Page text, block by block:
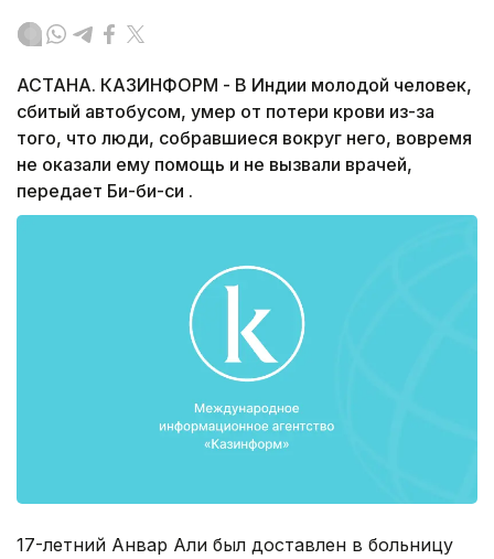
АСТАНА. КАЗИНФОРМ - В Индии молодой человек,
сбитый автобусом, умер от потери крови из-за
того, что люди, собравшиеся вокруг него, вовремя
не оказали ему помощь и не вызвали врачей,
передает Би-би-си .
17-летний Анвар Али был доставлен в больницу